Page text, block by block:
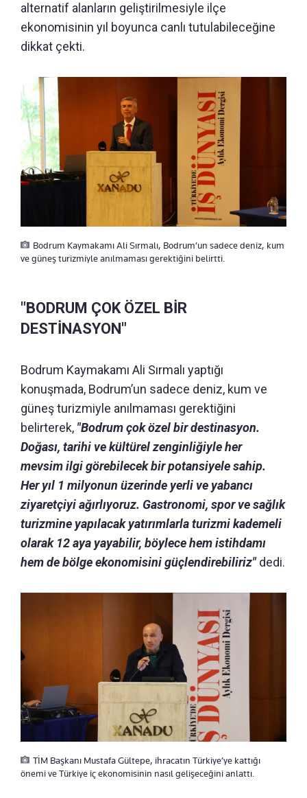
alternatif alanların geliştirilmesiyle ilçe
ekonomisinin yıl boyunca canlı tutulabileceğine
dikkat çekti.
Bodrum Kaymakamı Ali Sırmalı, Bodrum’un sadece deniz, kum
ve güneş turizmiyle anılmaması gerektiğini belirtti.
"BODRUM ÇOK ÖZEL BİR
DESTİNASYON"
Bodrum Kaymakamı Ali Sırmalı yaptığı
konuşmada, Bodrum’un sadece deniz, kum ve
güneş turizmiyle anılmaması gerektiğini
belirterek, "Bodrum çok özel bir destinasyon.
Doğası, tarihi ve kültürel zenginliğiyle her
mevsim ilgi görebilecek bir potansiyele sahip.
Her yıl 1 milyonun üzerinde yerli ve yabancı
ziyaretçiyi ağırlıyoruz. Gastronomi, spor ve sağlık
turizmine yapılacak yatırımlarla turizmi kademeli
olarak 12 aya yayabilir, böylece hem istihdamı
hem de bölge ekonomisini güçlendirebiliriz"dedi.
TİM Başkanı Mustafa Gültepe, ihracatın Türkiye’ye kattığı
önemi ve Türkiye iç ekonomisinin nasıl gelişeceğini anlattı.